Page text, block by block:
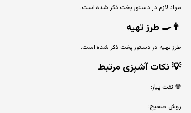
مواد لازم در دستور پخت ذکر شده است.
👨‍🍳 طرز تهیه
طرز تهیه در دستور پخت ذکر شده است.
💡نکات آشپزی مرتبط
🧅 تفت پیاز:
روش صحیح: